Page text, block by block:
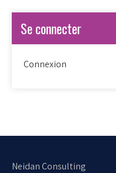
Se connecter
Connexion
Neidan Consulting